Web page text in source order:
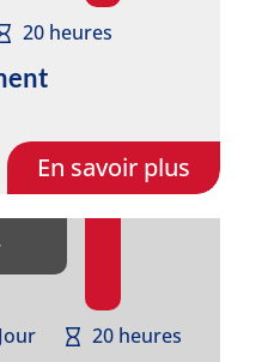
20 heures
En savoir plus
Jour 20 heures